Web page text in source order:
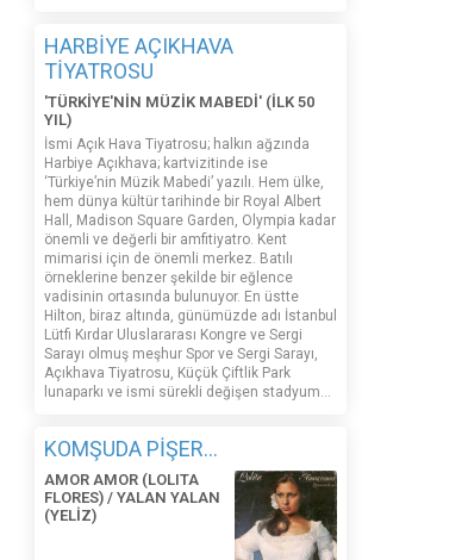
HARBİYE AÇIKHAVA
TİYATROSU
'TÜRKİYE'NİN MÜZİK MABEDİ' (İLK 50
YIL)
İsmi Açık Hava Tiyatrosu; halkın ağzında
Harbiye Açıkhava; kartvizitinde ise
‘Türkiye’nin Müzik Mabedi’ yazılı. Hem ülke,
hem dünya kültür tarihinde bir Royal Albert
Hall, Madison Square Garden, Olympia kadar
önemli ve değerli bir amfitiyatro. Kent
mimarisi için de önemli merkez. Batılı
örneklerine benzer şekilde bir eğlence
vadisinin ortasında bulunuyor. En üstte
Hilton, biraz altında, günümüzde adı İstanbul
Lütfi Kırdar Uluslararası Kongre ve Sergi
Sarayı olmuş meşhur Spor ve Sergi Sarayı,
Açıkhava Tiyatrosu, Küçük Çiftlik Park
lunaparkı ve ismi sürekli değişen stadyum…
KOMŞUDA PİŞER...
AMOR AMOR (LOLITA
FLORES) / YALAN YALAN
(YELİZ)